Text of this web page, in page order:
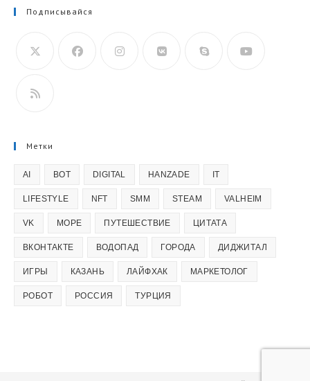
Подписывайся
Метки
AI BOT DIGITAL HANZADE IT
LIFESTYLE NFT SMM STEAM VALHEIM
VK МОРЕ ПУТЕШЕСТВИЕ ЦИТАТА
ВКОНТАКТЕ ВОДОПАД ГОРОДА ДИДЖИТАЛ
ИГРЫ КАЗАНЬ ЛАЙФХАК МАРКЕТОЛОГ
РОБОТ РОССИЯ ТУРЦИЯ